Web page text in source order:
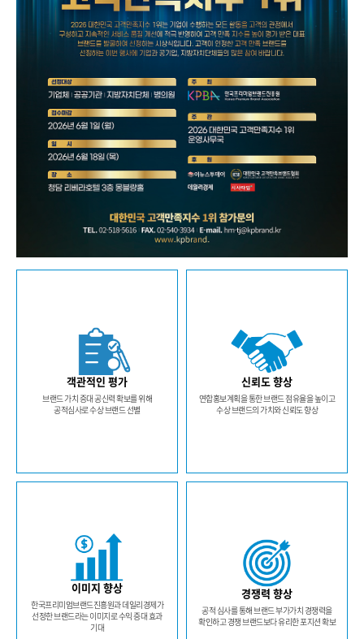
객관적인 평가
브랜드 가치 증대 공신력 확보를 위해
공적심사로 수상 브랜드 선별
신뢰도 향상
연합홍보계획을 통한 브랜드 점유율을 높이고
수상 브랜드의 가치와 신뢰도 향상
이미지 향상
한국프리미엄브랜드진흥원과 데일리경제가
선정한 브랜드라는 이미지로 수익 증대 효과
기대
경쟁력 향상
공적 심사를 통해 브랜드 부가가치 경쟁력을
확인하고 경쟁 브랜드보다 유리한 포지션 확보